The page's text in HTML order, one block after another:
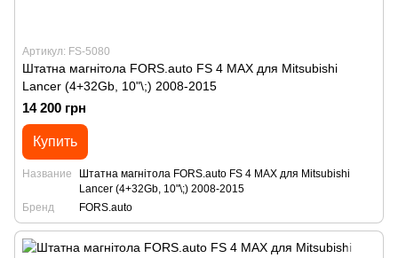
Артикул: FS-5080
Штатна магнітола FORS.auto FS 4 MAX для Mitsubishi
Lancer (4+32Gb, 10"\;) 2008-2015
14 200 грн
Купить
Название
Штатна магнітола FORS.auto FS 4 MAX для Mitsubishi
Lancer (4+32Gb, 10"\;) 2008-2015
Бренд
FORS.auto